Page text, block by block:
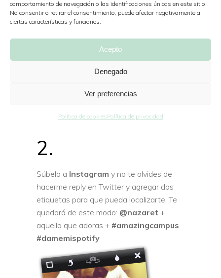
comportamiento de navegación o las identificaciones únicas en este sitio.
No consentir o retirar el consentimiento, puede afectar negativamente a
ciertas características y funciones.
Acepto
Denegado
Ver preferencias
Política de cookiesPolítica de privacidad
1.
Haz una foto de algoamazing everyday
de todos los días?Por ejemplo, en mi
primera taza de café…
2.
Súbela a Instagram y no te olvides de
hacerme reply en Twitter y agregar dos
etiquetas para que pueda localizarte. Te
quedará de este modo: @nazaret +
aquello que adoras + #amazingcampus
#damemispotify